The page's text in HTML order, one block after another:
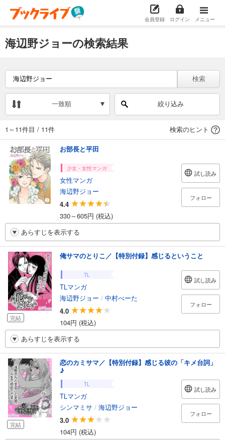
会員登録 ログイン メニュー
海辺野ジョーの検索結果
検索
一致順 絞り込み
1～11件目 / 11件 検索のヒント
お部長と平田
少女・女性マンガ
女性マンガ
海辺野ジョー
4.4
330～605円 (税込)
試し読み
フォロー
あらすじを表示する
完結
俺サマのとりこ／【特別付録】感じるということ
TL
TLマンガ
海辺野ジョー / 中村べーた
4.0
104円 (税込)
試し読み
フォロー
あらすじを表示する
完結
恋のカミサマ／【特別付録】感じる彼の「キメ台詞」
♪
TL
TLマンガ
シンマミサ / 海辺野ジョー
3.0
104円 (税込)
試し読み
フォロー